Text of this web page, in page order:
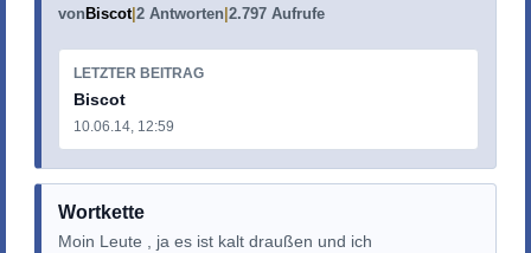
von Biscot 2 Antworten 2.797 Aufrufe
LETZTER BEITRAG
Biscot
10.06.14, 12:59
Wortkette
Moin Leute , ja es ist kalt draußen und ich